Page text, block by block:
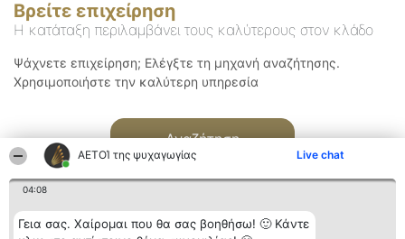
ΑΕΤΟΊ της ψυχαγωγίας Live chat
04:08
Γεια σας. Χαίρομαι που θα σας βοηθήσω! 🙂 Κάντε
Βρείτε επιχείρηση
Η κατάταξη περιλαμβάνει τους καλύτερους στον κλάδο
Ψάχνετε επιχείρηση; Ελέγξτε τη μηχανή αναζήτησης.
Χρησιμοποιήστε την καλύτερη υπηρεσία
Αναζήτηση